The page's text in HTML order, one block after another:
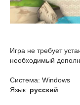
Игра не требует
необходимый
Система: Windows
Язык: русский